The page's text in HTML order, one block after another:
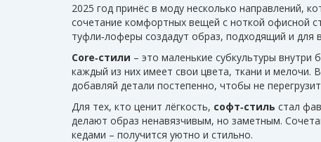
2025 год принёс в моду несколько направлений,
сочетание комфортных вещей с ноткой офисной
туфли‑лоферы создадут образ, подходящий и для
Core‑стили – это маленькие субкультуры
каждый из них имеет свои цвета, ткани и
добавляй детали постепенно, чтобы не
Для тех, кто ценит лёгкость, софт‑стиль стал
делают образ ненавязчивым, но заметным.
кедами – получится уютно и стильно.